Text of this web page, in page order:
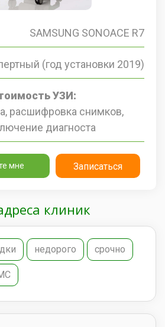
SAMSUNG SONOACE R7
(год установки 2019)
УЗИ:
расшифровка снимков,
диагноста
мне Записаться
клиник
недорого срочно